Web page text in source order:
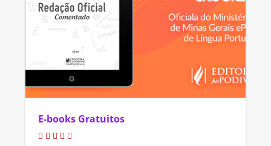
E-books Gratuitos